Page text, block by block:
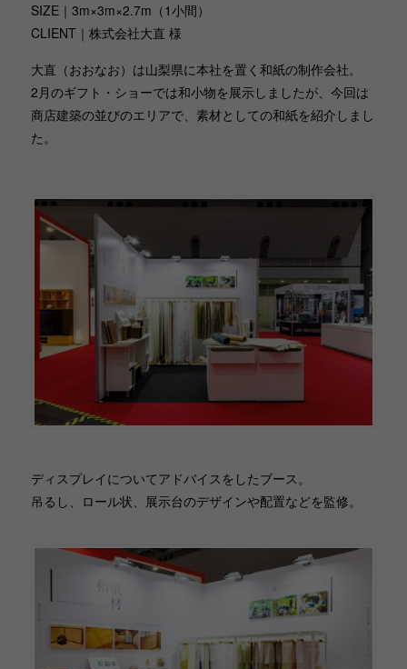
SIZE｜3m×3m×2.7m（1小間）
CLIENT｜株式会社大直 様
大直（おおなお）は山梨県に本社を置く和紙の制作会社。
2月のギフト・ショーでは和小物を展示しましたが、今回は
商店建築の並びのエリアで、素材としての和紙を紹介しまし
た。
ディスプレイについてアドバイスをしたブース。
吊るし、ロール状、展示台のデザインや配置などを監修。